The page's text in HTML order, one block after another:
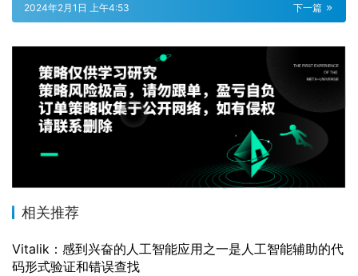
下一篇
2024年2月1日 上午4:53
相关推荐
Vitalik：感到兴奋的人工智能应用之一是人工智能辅助的代
码形式验证和错误查找